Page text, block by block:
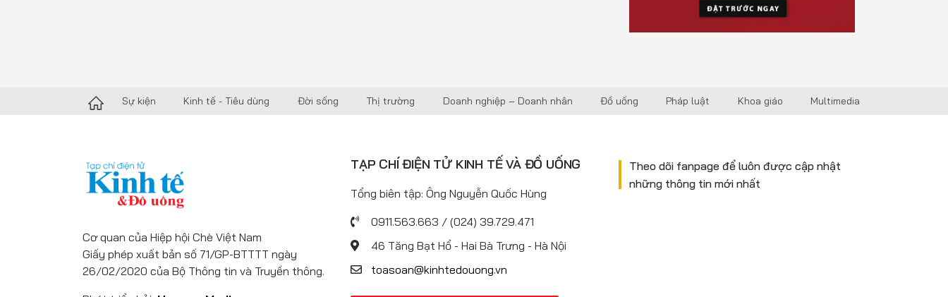
Sự kiện Kinh tế - Tiêu dùng Đời sống Thị trường Doanh nghiệp – Doanh nhân Đồ uống Pháp luật Khoa giáo Multimedia
Cơ quan của Hiệp hội Chè Việt Nam
Giấy phép xuất bản số 71/GP-BTTTT ngày
26/02/2020 của Bộ Thông tin và Truyền thông.
TẠP CHÍ ĐIỆN TỬ KINH TẾ VÀ ĐỒ UỐNG
Tổng biên tập: Ông Nguyễn Quốc Hùng
0911.563.663 / (024) 39.729.471
46 Tăng Bạt Hổ - Hai Bà Trưng - Hà Nội
toasoan@kinhtedouong.vn
Theo dõi fanpage để luôn được cập nhật
những thông tin mới nhất